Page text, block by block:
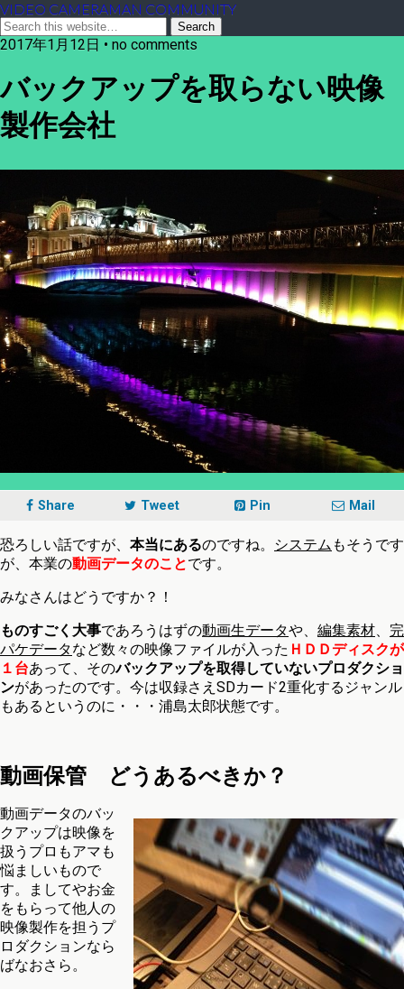
VIDEO CAMERAMAN COMMUNITY
2017年1月12日 • no comments
バックアップを取らない映像
製作会社
Share Tweet Pin Mail
恐ろしい話ですが、 本当にあるのですね。 システム もそうです
が、本業の動画データのことです。
みなさんはどうですか？！
ものすごく大事であろうはずの動画生データや、 編集素材、 完
パケデータなど数々の映像ファイルが入った ＨＤＤディスクが
１台あって、そのバックアップを取得していないプロダクショ
ンがあったのです。今は収録さえSDカード2重化するジャンル
もあるというのに・・・浦島太郎状態です。
動画保管 どうあるべきか？
動画データのバッ
クアップは映像を
扱うプロもアマも
悩ましいもので
す。ましてやお金
をもらって他人の
映像製作を担うプ
ロダクションなら
ばなおさら。